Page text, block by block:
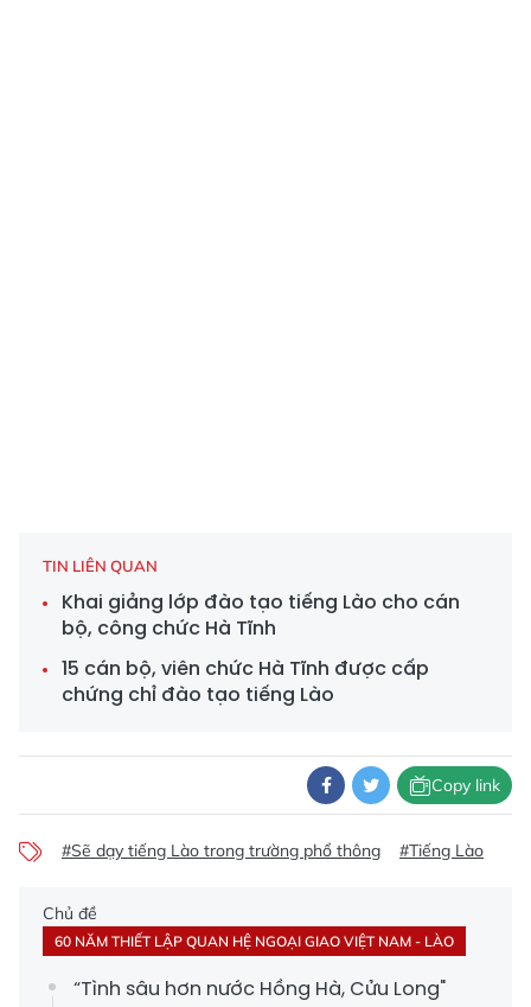
TIN LIÊN QUAN
Khai giảng lớp đào tạo tiếng Lào cho cán
bộ, công chức Hà Tĩnh
15 cán bộ, viên chức Hà Tĩnh được cấp
chứng chỉ đào tạo tiếng Lào
Copy link
#Sẽ dạy tiếng Lào trong trường phổ thông #Tiếng Lào
Chủ đề
60 NĂM THIẾT LẬP QUAN HỆ NGOẠI GIAO VIỆT NAM - LÀO
“Tình sâu hơn nước Hồng Hà, Cửu Long"